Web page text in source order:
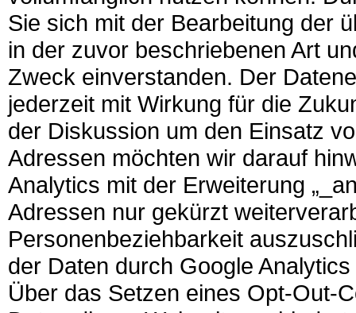
Sie sich mit der Bearbeitung der
in der zuvor beschriebenen Art
Zweck einverstanden. Der
jederzeit mit Wirkung für die
der Diskussion um den Einsatz
Adressen möchten wir darauf
Analytics mit der Erweiterung
Adressen nur gekürzt
Personenbeziehbarkeit
der Daten durch Google
Über das Setzen eines Opt-Out-